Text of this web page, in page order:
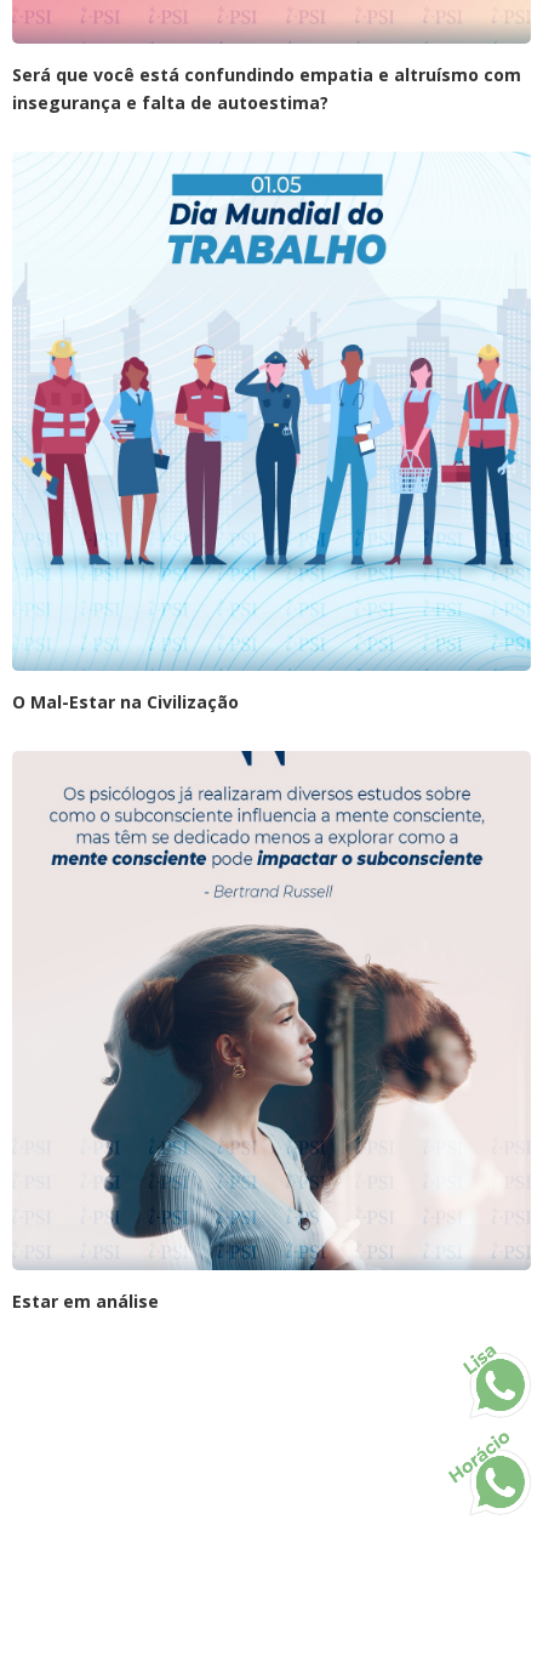
Será que você está confundindo empatia e altruísmo com
insegurança e falta de autoestima?
O Mal-Estar na Civilização
Estar em análise